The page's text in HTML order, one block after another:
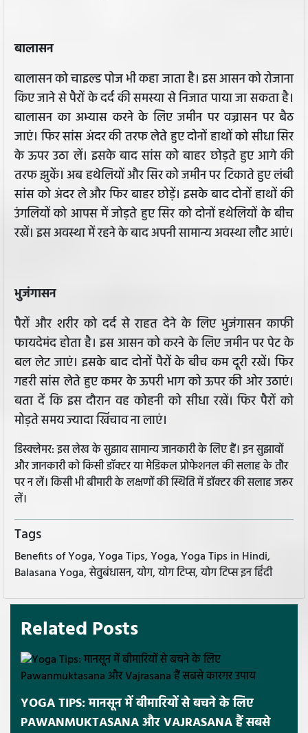
बालासन
बालासन को चाइल्ड पोज भी कहा जाता है। इस आसन को रोजाना
किए जाने से पैरों के दर्द की समस्या से निजात पाया जा सकता है।
बालासन का अभ्यास करने के लिए जमीन पर वज्रासन पर बैठ
जाएं। फिर सांस अंदर की तरफ लेते हुए दोनों हाथों को सीधा सिर
के ऊपर उठा लें। इसके बाद सांस को बाहर छोड़ते हुए आगे की
तरफ झुकें। अब हथेलियों और सिर को जमीन पर टिकाते हुए लंबी
सांस को अंदर ले और फिर बाहर छोड़ें। इसके बाद दोनों हाथों की
उंगलियों को आपस में जोड़ते हुए सिर को दोनों हथेलियों के बीच
रखें। इस अवस्था में रहने के बाद अपनी सामान्य अवस्था लौट आएं।
भुजंगासन
पैरों और शरीर को दर्द से राहत देने के लिए भुजंगासन काफी
फायदेमंद होता है। इस आसन को करने के लिए जमीन पर पेट के
बल लेट जाएं। इसके बाद दोनों पैरों के बीच कम दूरी रखें। फिर
गहरी सांस लेते हुए कमर के ऊपरी भाग को ऊपर की ओर उठाएं।
बता दें कि इस दौरान वह कोहनी को सीधा रखें। फिर पैरों को
मोड़ते समय ज्यादा खिंचाव ना लाएं।
डिस्क्लेमर: इस लेख के सुझाव सामान्य जानकारी के लिए हैं। इन सुझावों
और जानकारी को किसी डॉक्टर या मेडिकल प्रोफेशनल की सलाह के तौर
पर न लें। किसी भी बीमारी के लक्षणों की स्थिति में डॉक्टर की सलाह जरूर
लें।
Tags
Benefits of Yoga, Yoga Tips, Yoga, Yoga Tips in Hindi,
Balasana Yoga, सेतुबंधासन, योग, योग टिप्स, योग टिप्स इन हिंदी
Related Posts
YOGA TIPS: मानसून में बीमारियों से बचने के लिए
PAWANMUKTASANA और VAJRASANA हैं सबसे